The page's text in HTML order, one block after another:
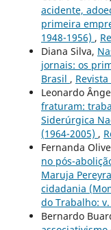
acidente,
primeira
1948-1956) ,
Diana Silva,
jornais: os
Brasil ,
Leonardo
fraturam:
Siderúrgica
(1964-2005) ,
Fernanda
no pós-
Maruja
cidadania
do Trabalho:
Bernardo